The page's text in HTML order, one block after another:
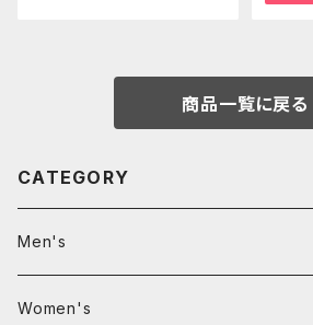
商品一覧に戻る
CATEGORY
Men's
Clothing
Women's